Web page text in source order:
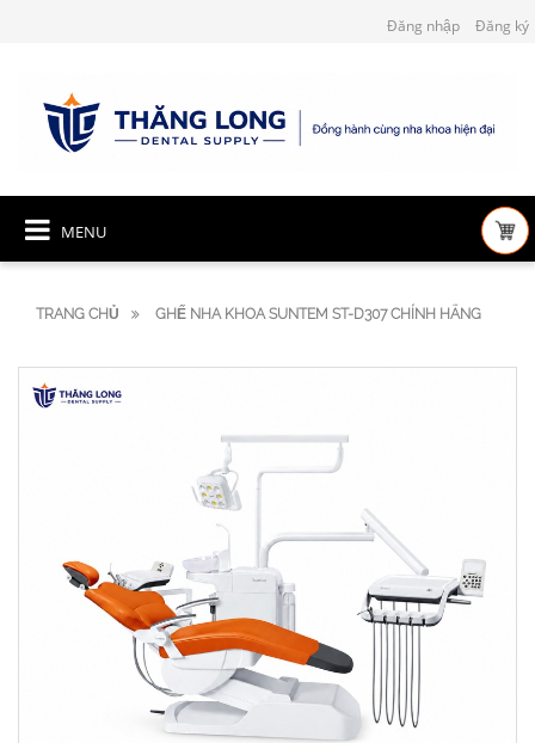
Đăng nhập Đăng ký
MENU
TRANG CHỦ GHẾ NHA KHOA SUNTEM ST-D307 CHÍNH HÃNG